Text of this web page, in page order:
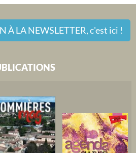
À LA NEWSLETTER,c'est ici !